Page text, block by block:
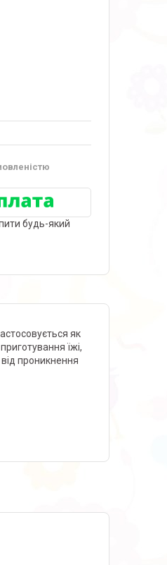
будь-який
як
їжі,
проникнення